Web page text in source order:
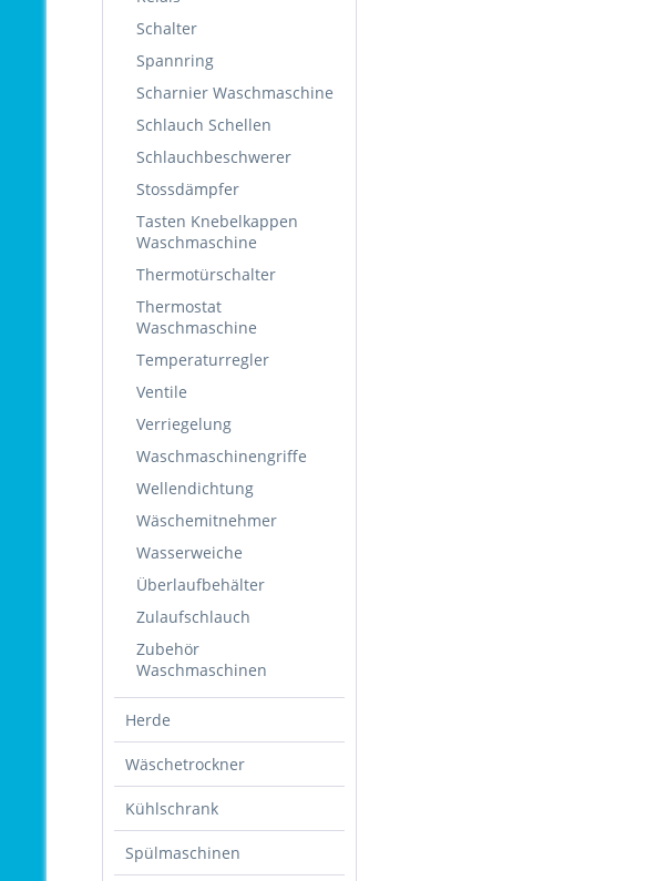
Schalter
Spannring
Scharnier Waschmaschine
Schlauch Schellen
Schlauchbeschwerer
Stossdämpfer
Tasten Knebelkappen
Waschmaschine
Thermotürschalter
Thermostat
Waschmaschine
Temperaturregler
Ventile
Verriegelung
Waschmaschinengriffe
Wellendichtung
Wäschemitnehmer
Wasserweiche
Überlaufbehälter
Zulaufschlauch
Zubehör
Waschmaschinen
Herde
Wäschetrockner
Kühlschrank
Spülmaschinen